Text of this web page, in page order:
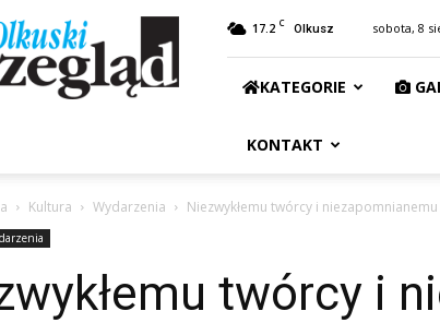
17.2 C Olkusz sobota, 8
KATEGORIE
KONTAKT
Kultura Wydarzenia Niezwykłemu twórcy i niezapomnianemu
twórcy i